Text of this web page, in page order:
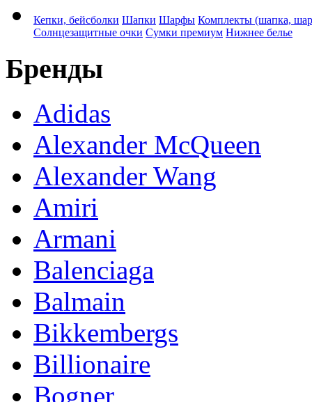
Кепки, бейсболки Шапки Шарфы Комплекты (шапка,
Солнцезащитные очки Сумки премиум Нижнее белье
Бренды
Adidas
Alexander McQueen
Alexander Wang
Amiri
Armani
Balenciaga
Balmain
Bikkembergs
Billionaire
Bogner